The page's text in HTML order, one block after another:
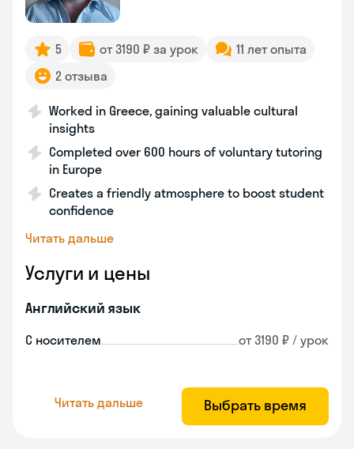
5 от 3190 ₽ за урок
11 лет опыта
2 отзыва
Worked in Greece, gaining valuable cultural
insights
Completed over 600 hours of voluntary tutoring
in Europe
Creates a friendly atmosphere to boost student
confidence
Читать дальше
Услуги и цены
Английский язык
С носителем от 3190 ₽ / урок
Читать дальше Выбрать время